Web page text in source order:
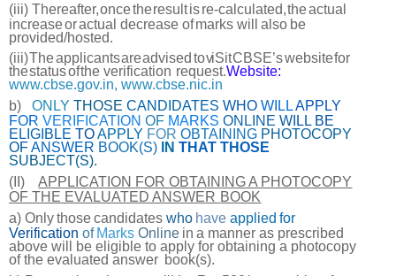
(iii) Thereafter,oncetheresultisre-calculated,theactual
increaseoractualdecrease of marks will also be
provided/hosted.
(iii)Theapplicantsareadvised toviSitCBSE’swebsitefor
thestatusofthe verification request.Website:
www.cbse.gov.in, www.cbse.nic.in
b)
ONLY THOSE CANDIDATES WHO WILLAPPLY
FOR VERIFICATION OF MARKS ONLINE WILL BE
ELIGIBLE TOAPPLY FOR OBTAINING PHOTOCOPY
OFANSWER BOOK(S) IN THAT THOSE
SUBJECT(S).
(II)
APPLICATION FOR OBTAINING A PHOTOCOPY
OF THE EVALUATED ANSWER BOOK
a) Onlythosecandidates who have applied for
Verification of Marks Online in a manner as prescribed
above will be eligible to apply for obtaining a photocopy
of the evaluated answer book(s).